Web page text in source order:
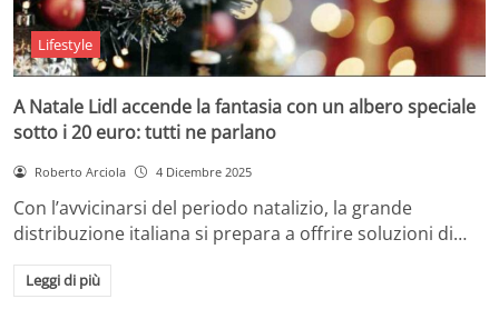
Lifestyle
A Natale Lidl accende la fantasia con un albero speciale
sotto i 20 euro: tutti ne parlano
Roberto Arciola 4 Dicembre 2025
Con l’avvicinarsi del periodo natalizio, la grande
distribuzione italiana si prepara a offrire soluzioni di…
Leggi di più